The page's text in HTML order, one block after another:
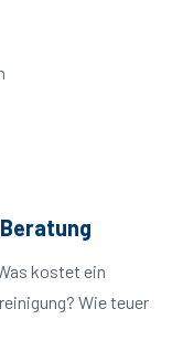
kostet ein
Wie teuer